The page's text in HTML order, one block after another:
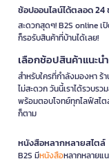
ช้อปออนไลน์ได้ตลอด 24
สะดวกสุดๆ! B2S online
ก็รอรับสินค้าที่บ้านได้เลย!
เลือกช้อปสินค้าแนะน
สำหรับใครที่กำลังมองหา ร้
ไม่สะดวก วันนี้เราได้รวบร
พร้อมตอบโจทย์ทุกไลฟ์สไ
ก็ตาม
หนังสือหลากหลายสไตล์
B2S มีหนังสือหลากหลายแ